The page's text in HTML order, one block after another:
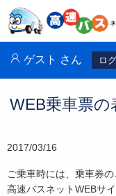
ゲスト さん ロ
WEB乗車票の
2017/03/16
ご乗車時には、乗車券の
高速バスネットWEBサ